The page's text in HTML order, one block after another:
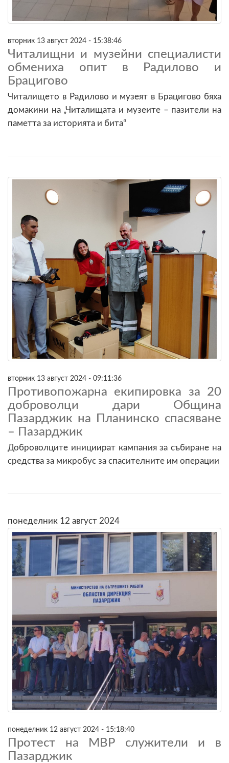
вторник 13 август 2024 - 15:38:46
Читалищни и музейни специалисти
обмениха опит в Радилово и
Брацигово
Читалището в Радилово и музеят в Брацигово бяха
домакини на „Читалищата и музеите – пазители на
паметта за историята и бита“
вторник 13 август 2024 - 09:11:36
Противопожарна екипировка за 20
доброволци дари Община
Пазарджик на Планинско спасяване
– Пазарджик
Доброволците инициират кампания за събиране на
средства за микробус за спасителните им операции
понеделник 12 август 2024
понеделник 12 август 2024 - 15:18:40
Протест на МВР служители и в
Пазарджик